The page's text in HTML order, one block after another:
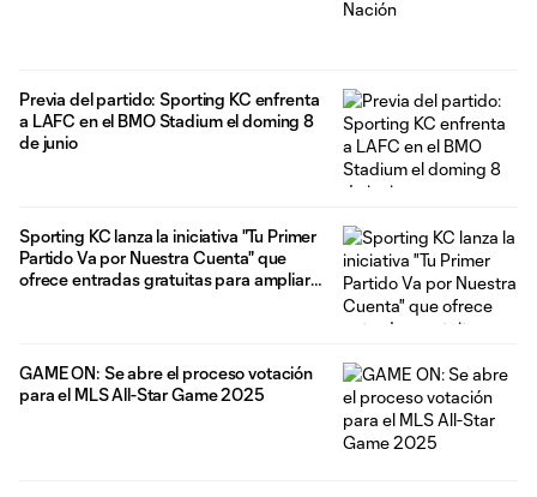
Previa del partido: Sporting KC enfrenta
a LAFC en el BMO Stadium el doming 8
de junio
Sporting KC lanza la iniciativa "Tu Primer
Partido Va por Nuestra Cuenta" que
ofrece entradas gratuitas para ampliar
GAME ON: Se abre el proceso votación
para el MLS All-Star Game 2025